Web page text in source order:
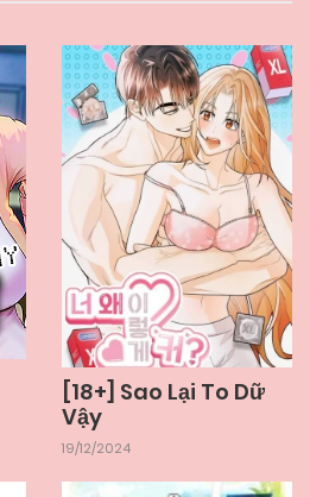
[18+] Sao Lại To Dữ
Vậy
19/12/2024